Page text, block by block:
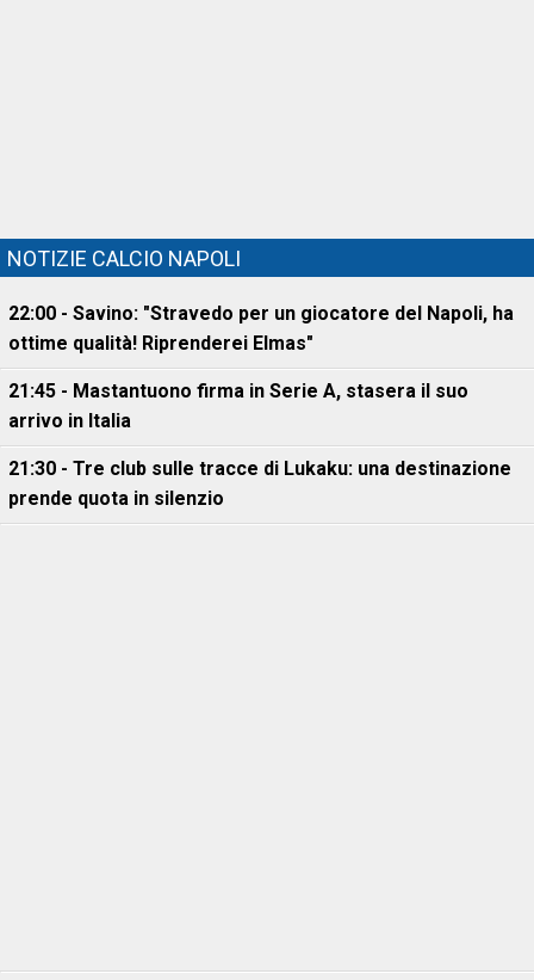
NOTIZIE CALCIO NAPOLI
22:00 - Savino: "Stravedo per un giocatore del Napoli, ha
ottime qualità! Riprenderei Elmas"
21:45 - Mastantuono firma in Serie A, stasera il suo
arrivo in Italia
21:30 - Tre club sulle tracce di Lukaku: una destinazione
prende quota in silenzio